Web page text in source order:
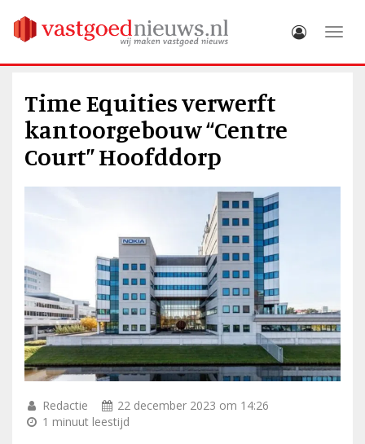
Time Equities verwerft
kantoorgebouw “Centre
Court” Hoofddorp
Redactie
22 december 2023 om 14:26
1 minuut leestijd